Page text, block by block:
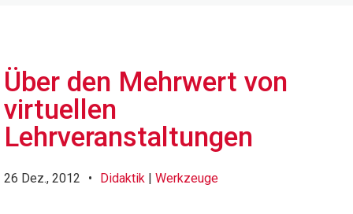
Über den Mehrwert von
virtuellen
Lehrveranstaltungen
26 Dez., 2012 • Didaktik | Werkzeuge